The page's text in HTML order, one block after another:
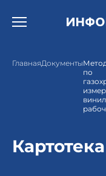
Открыть бургер
ГлавнаяДокументы
по